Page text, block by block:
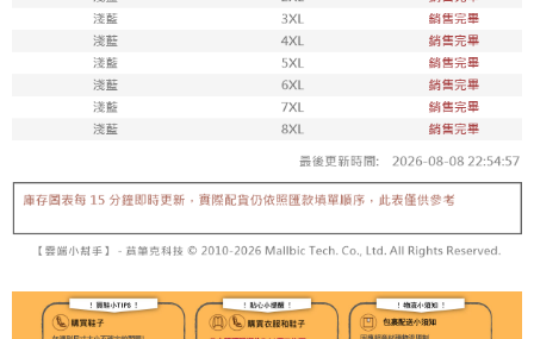
每筆NT$150，滿NT$1,800(含以上)免運費